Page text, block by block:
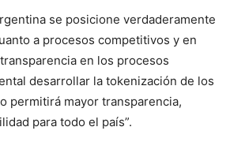
se posicione verdaderamente
a procesos competitivos y en
en los procesos
desarrollar la tokenización de los
permitirá mayor transparencia,
para todo el país”.